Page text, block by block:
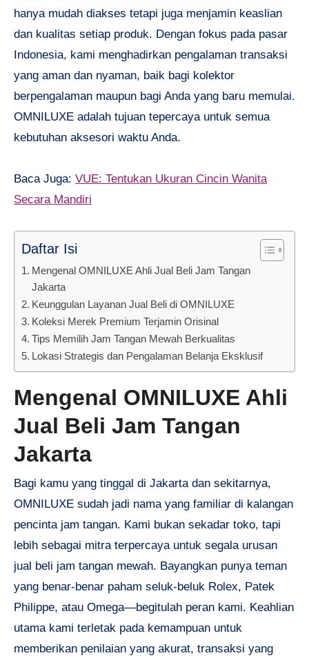
hanya mudah diakses tetapi juga menjamin keaslian
dan kualitas setiap produk. Dengan fokus pada pasar
Indonesia, kami menghadirkan pengalaman transaksi
yang aman dan nyaman, baik bagi kolektor
berpengalaman maupun bagi Anda yang baru memulai.
OMNILUXE adalah tujuan tepercaya untuk semua
kebutuhan aksesori waktu Anda.
Baca Juga: VUE: Tentukan Ukuran Cincin Wanita
Secara Mandiri
Daftar Isi
Mengenal OMNILUXE Ahli Jual Beli Jam Tangan
Jakarta
Keunggulan Layanan Jual Beli di OMNILUXE
Koleksi Merek Premium Terjamin Orisinal
Tips Memilih Jam Tangan Mewah Berkualitas
Lokasi Strategis dan Pengalaman Belanja Eksklusif
Mengenal OMNILUXE Ahli
Jual Beli Jam Tangan
Jakarta
Bagi kamu yang tinggal di Jakarta dan sekitarnya,
OMNILUXE sudah jadi nama yang familiar di kalangan
pencinta jam tangan. Kami bukan sekadar toko, tapi
lebih sebagai mitra terpercaya untuk segala urusan
jual beli jam tangan mewah. Bayangkan punya teman
yang benar-benar paham seluk-beluk Rolex, Patek
Philippe, atau Omega—begitulah peran kami. Keahlian
utama kami terletak pada kemampuan untuk
memberikan penilaian yang akurat, transaksi yang